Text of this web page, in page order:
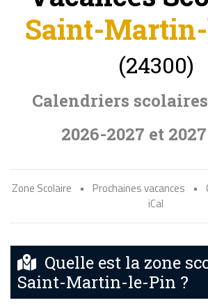
Saint-
(24300)
Calendriers
2026-2027 et
Zone Scolaire • Prochaines vacances •
iCal
Quelle est la zone
Saint-Martin-le-Pin ?